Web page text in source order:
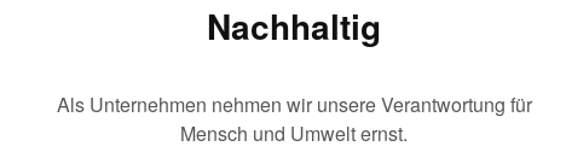
Nachhaltig
Als Unternehmen nehmen wir unsere Verantwortung für
Mensch und Umwelt ernst.